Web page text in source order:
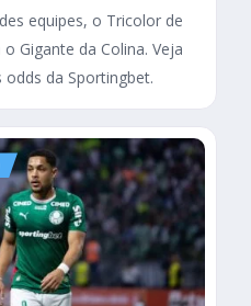
equipes, o Tricolor de
Gigante da Colina. Veja
da Sportingbet.